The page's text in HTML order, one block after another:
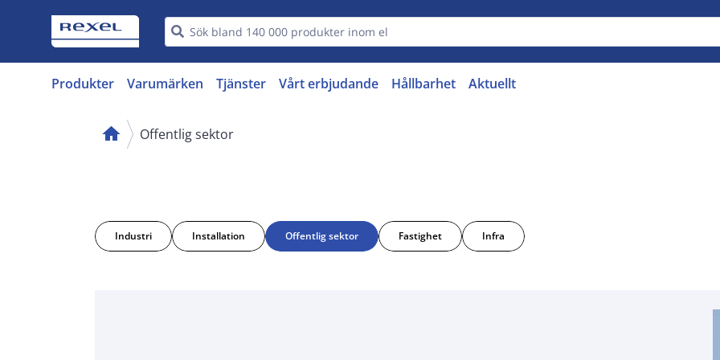
Produkter Varumärken Tjänster Vårt erbjudande Hållbarhet Aktuellt
home Offentlig sektor
Industri Installation Offentlig sektor Fastighet Infra